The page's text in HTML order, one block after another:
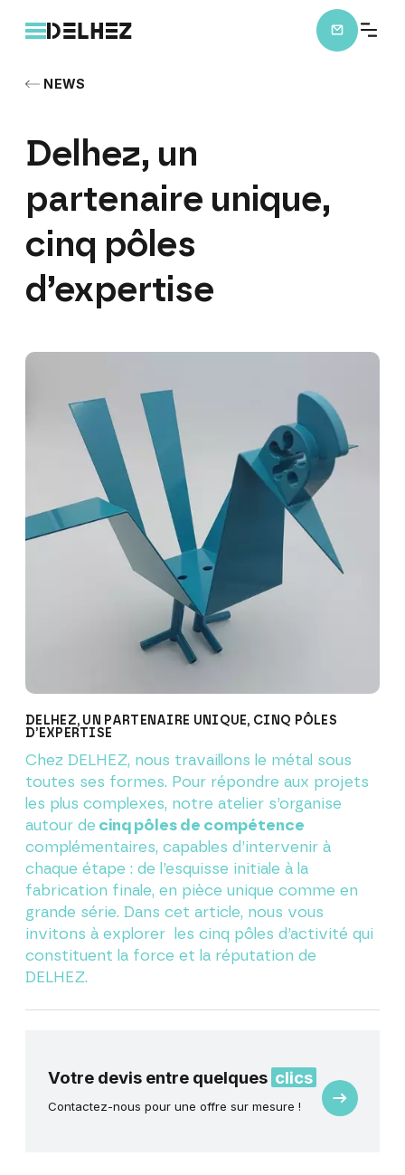
NEWS
Delhez, un
partenaire unique,
cinq pôles
d’expertise
DELHEZ, UN PARTENAIRE UNIQUE, CINQ PÔLES
D’EXPERTISE
Chez DELHEZ, nous travaillons le métal sous
toutes ses formes. Pour répondre aux projets
les plus complexes, notre atelier s’organise
autour de cinq pôles de compétence
complémentaires, capables d’intervenir à
chaque étape : de l’esquisse initiale à la
fabrication finale, en pièce unique comme en
grande série. Dans cet article, nous vous
invitons à explorer
les cinq pôles d’activité qui
constituent la force et la réputation de
DELHEZ.
Votre devis entre quelques clics
Contactez-nous pour une offre sur mesure !
Demande
de